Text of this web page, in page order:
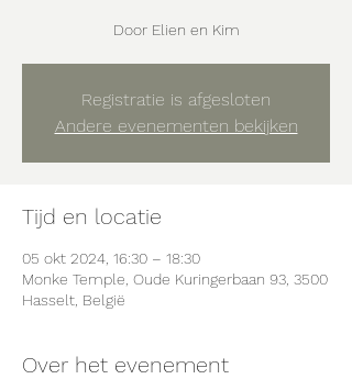
Door Elien en Kim
Registratie is afgesloten
Andere evenementen bekijken
Tijd en locatie
05 okt 2024, 16:30 – 18:30
Monke Temple, Oude Kuringerbaan 93, 3500
Hasselt, België
Over het evenement